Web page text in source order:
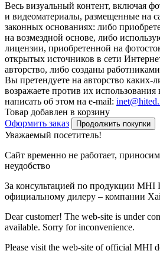
Весь визуальный контент, включая
и видеоматериалы, размещенные на
законных основаниях: либо
на возмездной основе, либо
лицензии, приобретенной на
открытых источников в сети
авторство, либо созданы
Вы претендуете на авторство каких-
возражаете против их
написать об этом на e-mail:
Товар добавлен в корзину
Оформить заказ
Продолжить покупки
Уважаемый посетитель!
Сайт временно не работает,
неудобство
За консультацией по продукции MHI
официальному дилеру – компании
Dear customer! The web-site is under
available. Sorry for inconvenience.
Please visit the web-site of official MHI